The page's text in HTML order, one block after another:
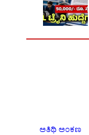
ಅತಿಥಿ ಅಂಕಣ